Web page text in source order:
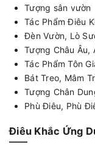
Tượng sân vườn
Tác Phẩm Điêu
Đèn Vườn, Lò
Tượng Châu Âu,
Tác Phẩm Tôn
Bát Treo, Mâm
Tượng Chân
Phù Điêu, Phù
Điêu Khắc Ứng